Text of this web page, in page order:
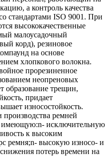
а контроль качества
стандартами ISO 9001. При
высококачественные
малоусадочный
корд), резиновое
на основе
хлопкового волокна.
прорезиненное
неопреновых
образование трещин,
придает
износостойкость.
ремней
имеющую:n- исключительную
к высоким
ремня;n- высокую износо- и
потерь времени на